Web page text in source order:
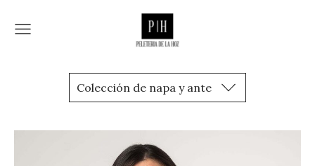
Colección de napa y ante